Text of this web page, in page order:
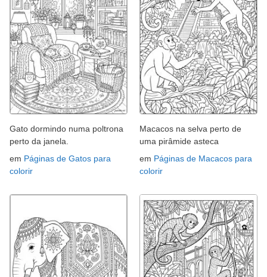
Gato dormindo numa poltrona
perto da janela.
em Páginas de Gatos para
colorir
Macacos na selva perto de
uma pirâmide asteca
em Páginas de Macacos para
colorir